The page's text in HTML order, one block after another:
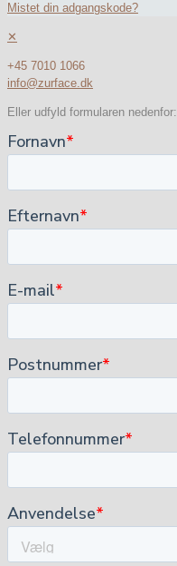
Mistet din adgangskode?
✕
+45 7010 1066
info@zurface.dk
Eller udfyld formularen nedenfor: